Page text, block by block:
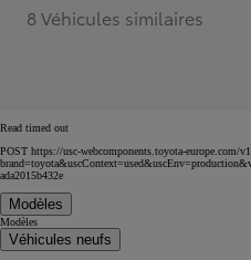
8 Véhicules similaires
Read timed out
POST https://usc-webcomponents.toyota-europe.com/
ada2015b432e
Modèles
Modèles
Véhicules neufs